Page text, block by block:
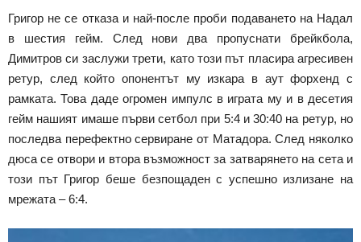
Григор не се отказа и най-после проби подаването на Надал
в шестия гейм. След нови два пропуснати брейкбола,
Димитров си заслужи трети, като този път пласира агресивен
ретур, след който опонентът му изкара в аут форхенд с
рамката. Това даде огромен импулс в играта му и в десетия
гейм нашият имаше първи сетбол при 5:4 и 30:40 на ретур, но
последва перефектно сервиране от Матадора. След няколко
дюса се отвори и втора възможност за затварянето на сета и
този път Григор беше безпощаден с успешно излизане на
мрежата – 6:4.